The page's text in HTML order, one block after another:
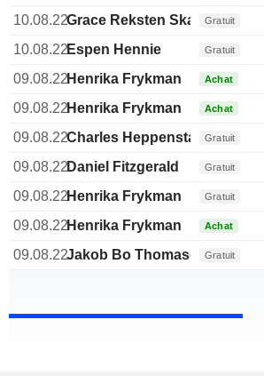
10.08.22Grace Reksten Skaugen
Gratuit
10.08.22Espen Hennie Gratuit
09.08.22Henrika Frykman Achat
09.08.22Henrika Frykman Achat
09.08.22Charles Heppenstall Gratuit
09.08.22Daniel Fitzgerald Gratuit
09.08.22Henrika Frykman Gratuit
09.08.22Henrika Frykman Achat
09.08.22Jakob Bo ThomasenGratuit